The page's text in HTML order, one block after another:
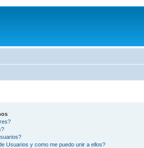
Usuarios y como me puedo unir a ellos?